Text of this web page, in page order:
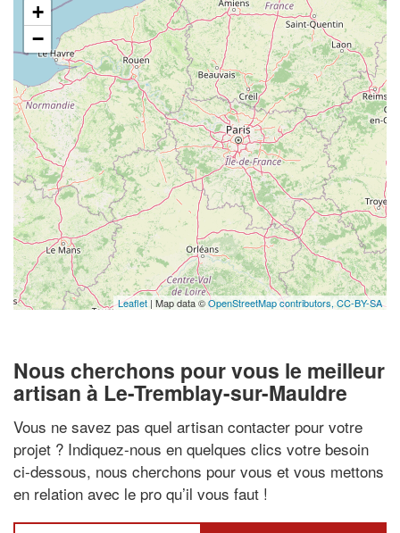
+
−
Leaflet | Map data ©OpenStreetMap contributors, CC-BY-SA
Nous cherchons pour vous le meilleur
artisan à Le-Tremblay-sur-Mauldre
Vous ne savez pas quel artisan contacter pour votre
projet ? Indiquez-nous en quelques clics votre besoin
ci-dessous, nous cherchons pour vous et vous mettons
en relation avec le pro qu’il vous faut !